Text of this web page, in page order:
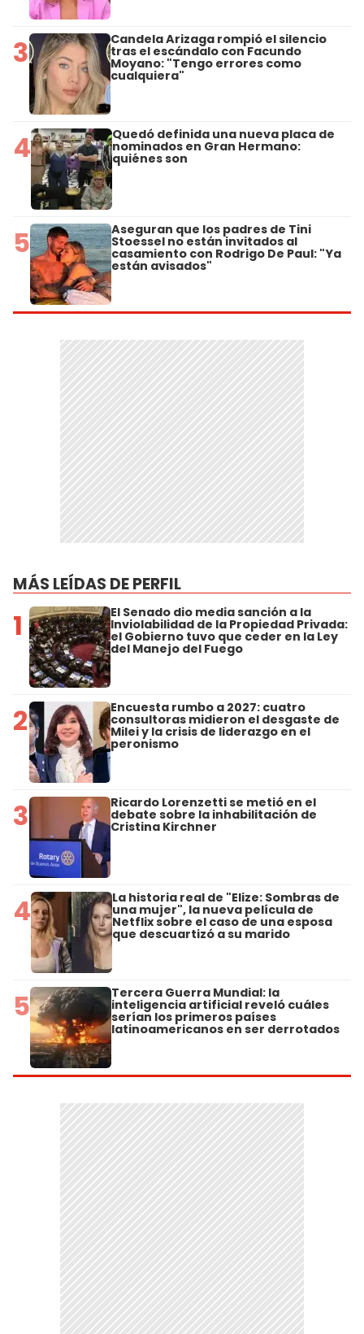
3 Candela Arizaga rompió el silencio
tras el escándalo con Facundo
Moyano: "Tengo errores como
cualquiera"
4 Quedó definida una nueva placa de
nominados en Gran Hermano:
quiénes son
5 Aseguran que los padres de Tini
Stoessel no están invitados al
casamiento con Rodrigo De Paul: "Ya
están avisados"
MÁS LEÍDAS DE PERFIL
1 El Senado dio media sanción a la
Inviolabilidad de la Propiedad Privada:
el Gobierno tuvo que ceder en la Ley
del Manejo del Fuego
2 Encuesta rumbo a 2027: cuatro
consultoras midieron el desgaste de
Milei y la crisis de liderazgo en el
peronismo
3 Ricardo Lorenzetti se metió en el
debate sobre la inhabilitación de
Cristina Kirchner
4 La historia real de "Elize: Sombras de
una mujer", la nueva película de
Netflix sobre el caso de una esposa
que descuartizó a su marido
5 Tercera Guerra Mundial: la
inteligencia artificial reveló cuáles
serían los primeros países
latinoamericanos en ser derrotados